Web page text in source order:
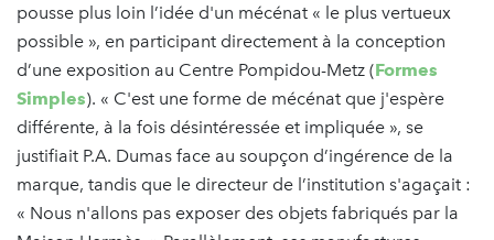
pousse plus loin l’idée d'un mécénat « le plus vertueux
possible », en participant directement à la conception
d’une exposition au Centre Pompidou-Metz (Formes
Simples). « C'est une forme de mécénat que j'espère
différente, à la fois désintéressée et impliquée », se
justifiait P.A. Dumas face au soupçon d’ingérence de la
marque, tandis que le directeur de l’institution s'agaçait :
« Nous n'allons pas exposer des objets fabriqués par la